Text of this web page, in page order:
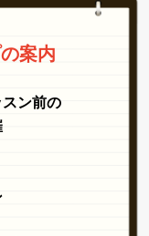
案内
ン前の